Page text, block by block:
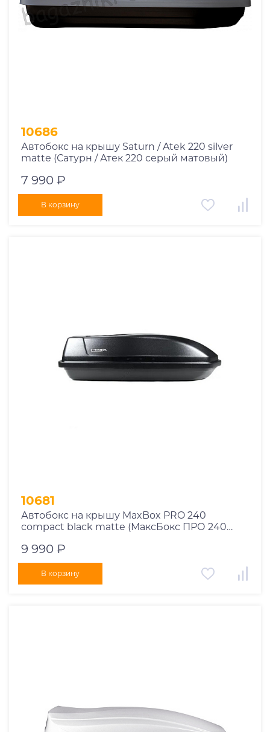
10686
Автобокс на крышу Saturn / Atek 220 silver
matte (Сатурн / Атек 220 серый матовый)
7 990 ₽
В корзину
10681
Автобокс на крышу MaxBox PRO 240
compact black matte (МаксБокс ПРО 240
9 990 ₽
В корзину